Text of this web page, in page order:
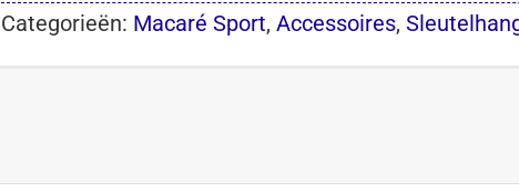
Categorieën: Macaré Sport,Accessoires,